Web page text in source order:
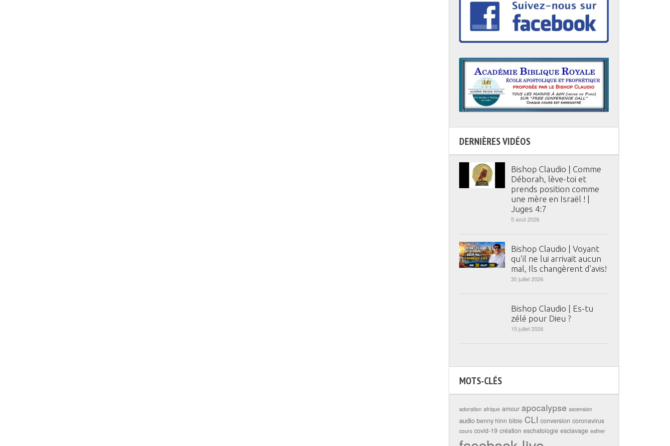
DERNIÈRES VIDÉOS
Bishop Claudio | Comme
Déborah, lève-toi et
prends position comme
une mère en Israël ! |
Juges 4:7
5 août 2026
Bishop Claudio | Voyant
qu’il ne lui arrivait aucun
mal, Ils changèrent d’avis!
30 juillet 2026
Bishop Claudio | Es-tu
zélé pour Dieu ?
15 juillet 2026
MOTS-CLÉS
adoration afrique amour apocalypse ascension
audio benny hinn bible CLI conversion coronavirus
cours covid-19 création eschatologie esclavage esther